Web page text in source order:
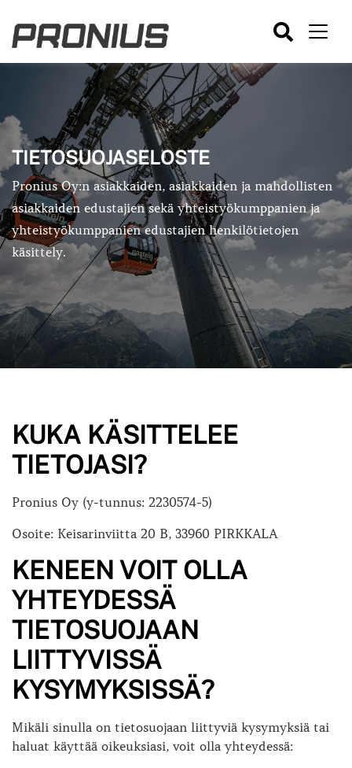
sisältöön
TIETOSUOJASELOSTE
Pronius Oy:n asiakkaiden, asiakkaiden ja mahdollisten
asiakkaiden edustajien sekä yhteistyökumppanien ja
yhteistyökumppanien edustajien henkilötietojen
käsittely.
KUKA KÄSITTELEE
TIETOJASI?
Pronius Oy (y-tunnus: 2230574-5)
Osoite: Keisarinviitta 20 B, 33960 PIRKKALA
KENEEN VOIT OLLA
YHTEYDESSÄ
TIETOSUOJAAN
LIITTYVISSÄ
KYSYMYKSISSÄ?
Mikäli sinulla on tietosuojaan liittyviä kysymyksiä tai
haluat käyttää oikeuksiasi, voit olla yhteydessä: